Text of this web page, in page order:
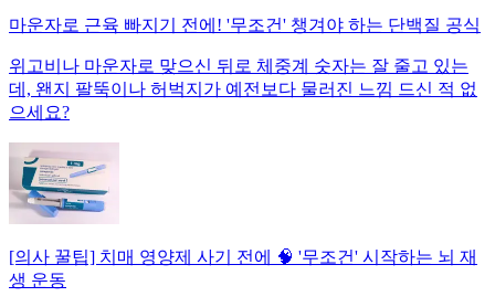
마운자로 근육 빠지기 전에! '무조건' 챙겨야 하는 단백질 공식
위고비나 마운자로 맞으신 뒤로 체중계 숫자는 잘 줄고 있는
데, 왠지 팔뚝이나 허벅지가 예전보다 물러진 느낌 드신 적 없
으세요?
[의사 꿀팁] 치매 영양제 사기 전에 🧠 '무조건' 시작하는 뇌 재
생 운동